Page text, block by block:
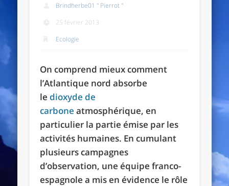
Brindherbe01 " Pierrot "
25 février 2013
Ecologie
On comprend mieux comment
l’Atlantique nord absorbe
ledioxyde de
carbone atmosphérique, en
particulier la partie émise par les
activités humaines. En cumulant
plusieurs campagnes
d’observation, une équipe franco-
espagnole a mis en évidence le rôle